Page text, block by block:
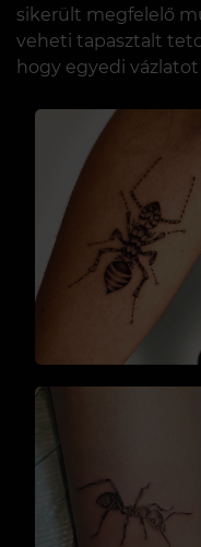
sikerült megfelelő
veheti tapasztalt
hogy egyedi